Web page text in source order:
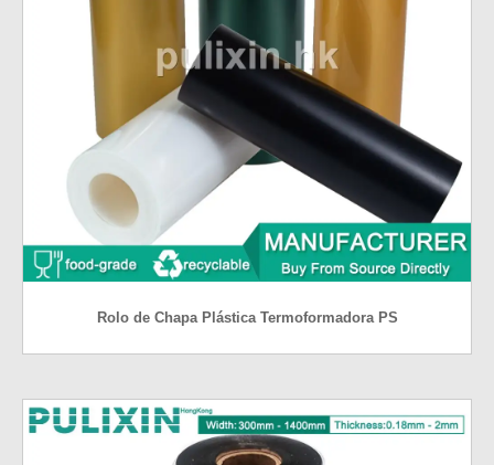
Rolo de Chapa Plástica Termoformadora PS